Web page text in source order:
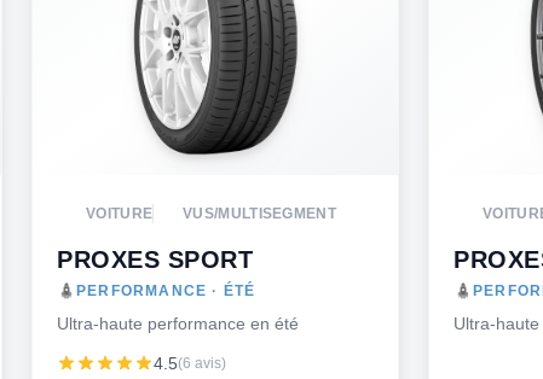
VOITURE VUS/MULTISEGMENT
PROXES SPORT
PERFORMANCE · ÉTÉ
Ultra-haute performance en été
4.5(6 avis)
Ultra-